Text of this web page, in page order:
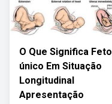
O Que Significa Feto
único Em Situação
Longitudinal
Apresentação